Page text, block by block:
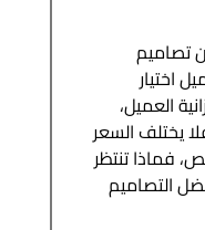
تصاميم
اختيار
العميل،
يختلف السعر
فماذا تنتظر
التصاميم